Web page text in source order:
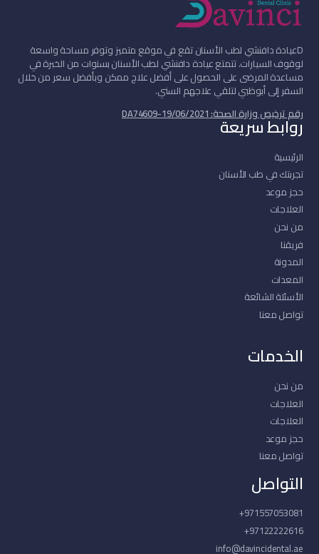
التواصل
971557053081+
97122222616+
info@davincidental.ae
الخدمات
من نحن
العلاجات
العلاجات
حجز موعد
تواصل معنا
روابط سريعة
الرئيسية
تجربتك في طب الأسنان
حجز موعد
العلاجات
من نحن
فريقنا
المدونة
المعدات
الأسئلة الشائعة
تواصل معنا
Dعيادة دافنشي لطب الأسنان تقع في موقع متميز وتوفر مساحة واسعة
لوقوف السيارات. تتمتع عيادة دافنشي لطب الأسنان بسنوات من الخبرة في
مساعدة المرضى على الحصول على أفضل علاج ممكن وبأفضل سعر من خلال
السفر إلى أبوظبي لتلقي علاجهم السني.
رقم ترخيص وزارة الصحة: DA74609-19/06/2021